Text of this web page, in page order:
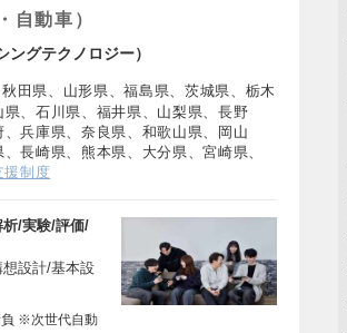
自動車）
グテクノロジー）
田県、山形県、福島県、茨城県、栃木
、石川県、福井県、山梨県、長野
兵庫県、奈良県、和歌山県、岡山
長崎県、熊本県、大分県、宮崎県、
援制度
析/実験/評価/
想設計/基本設
負 ※次世代自動